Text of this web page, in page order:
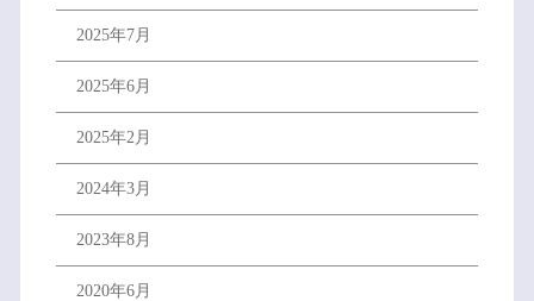
2025年7月
2025年6月
2025年2月
2024年3月
2023年8月
2020年6月